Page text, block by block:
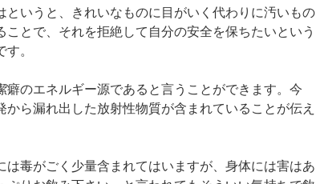
というと、きれいなものに目がいく代わりに汚いもの
ことで、それを拒絶して自分の安全を保ちたいという
。
癖のエネルギー源であると言うことができます。今
から漏れ出した放射性物質が含まれていることが伝え
は毒がごく少量含まれてはいますが、身体には害はあ